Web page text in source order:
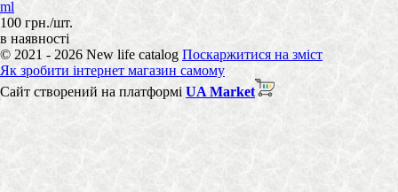
ml
100 грн./шт.
в наявності
© 2021 - 2026 New life catalog Поскаржитися на зміст
Як зробити інтернет магазин самому
Сайт створений на платформі UA Market